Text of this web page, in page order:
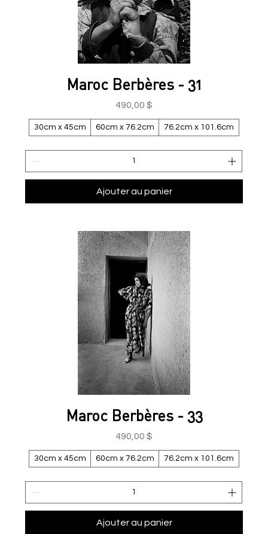
Maroc Berbères - 31
Prix
490,00 $
30cm x 45cm 60cm x 76.2cm 76.2cm x 101.6cm
Ajouter au panier
Maroc Berbères - 33
Prix
490,00 $
30cm x 45cm 60cm x 76.2cm 76.2cm x 101.6cm
Ajouter au panier